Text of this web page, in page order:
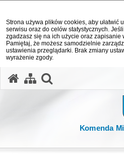
Strona używa plików cookies, aby ułatwić
serwisu oraz do celów statystycznych.
zgadzasz się na ich użycie oraz zapisanie
Pamiętaj, że możesz samodzielnie
ustawienia przeglądarki. Brak zmiany
wyrażenie zgody.
Komenda